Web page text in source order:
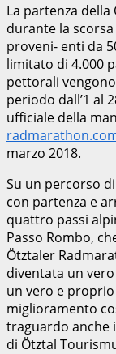
La partenza
durante la
proveni- enti da
limitato di 4.000
pettorali
periodo dall’1 al
ufficiale della
marzo 2018.
Su un percorso
con partenza e
quattro passi
Passo Rombo,
Ötztaler
diventata un
un vero e
miglioramento
traguardo anche
di Ötztal